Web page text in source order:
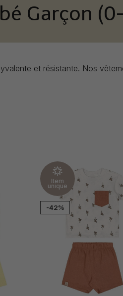
Garçon
et résistante. Nos
Item
unique
-42%